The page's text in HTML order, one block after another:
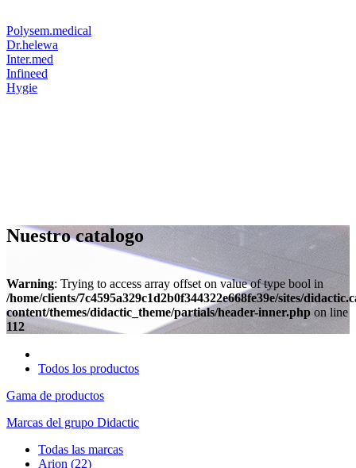
Polysem.medical
Dr.helewa
Inter.med
Infineed
Hygie
Nuestro catalogo
Warning: Trying to access array offset on value of type bool in
/home/clients/7c4595a329c1d2b0f344322e668fe39e/sites/
content/themes/didactic_theme/partials/header-inner.php on line
112
Todos los productos
Gama de productos
Marcas del grupo Didactic
Todas las marcas
Arion (22)